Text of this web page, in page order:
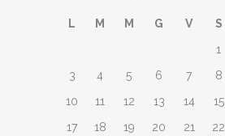
L M M G V S
1
3
4 5 6 7 8
10
11 12 13 14 15
17
18 19 20 21 22